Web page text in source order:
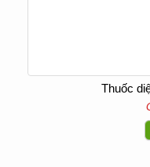
Thuốc